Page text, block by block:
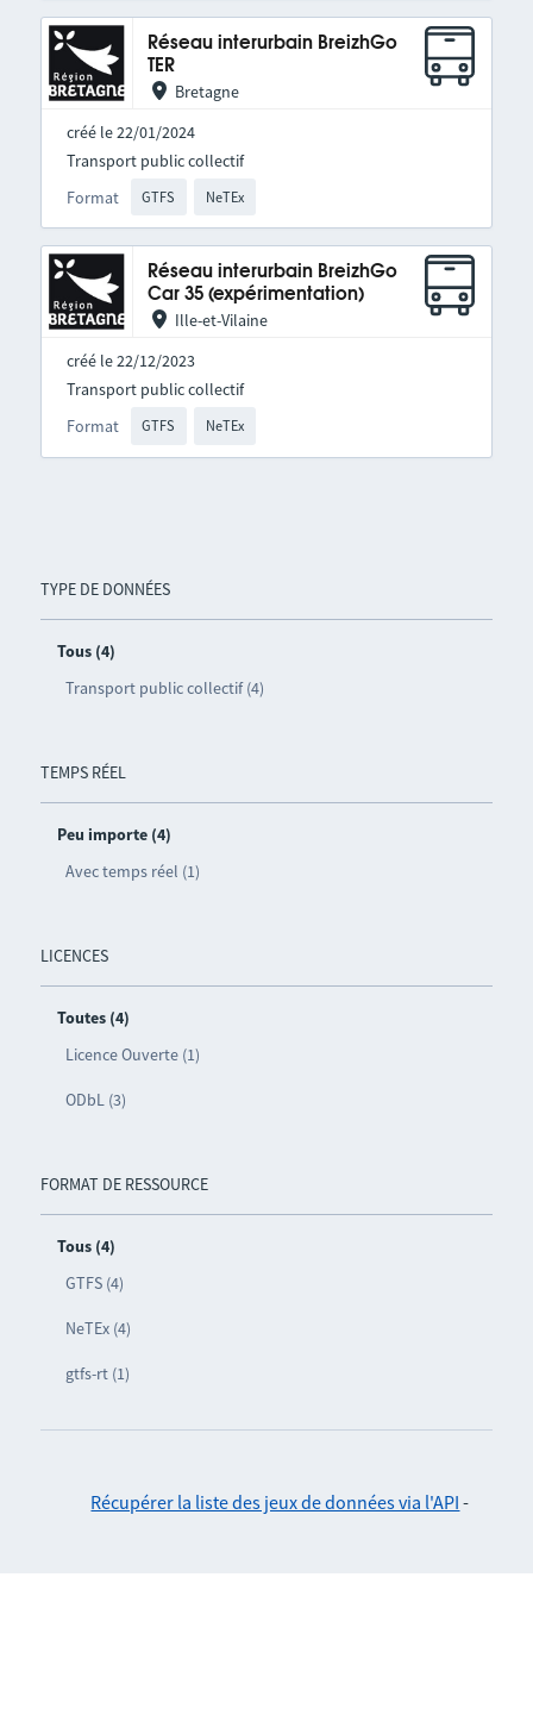
TYPE DE DONNÉES
Tous (4)
Transport public collectif (4)
TEMPS RÉEL
Peu importe (4)
Avec temps réel (1)
LICENCES
Toutes (4)
Licence Ouverte (1)
ODbL (3)
FORMAT DE RESSOURCE
Tous (4)
GTFS (4)
NeTEx (4)
gtfs-rt (1)
Réseau interurbain BreizhGo
TER
Bretagne
créé le 22/01/2024
Format GTFS NeTEx
Transport public collectif
Réseau interurbain BreizhGo
Car 35 (expérimentation)
Ille-et-Vilaine
créé le 22/12/2023
Format GTFS NeTEx
Transport public collectif
Récupérer la liste des jeux de données via l'API -